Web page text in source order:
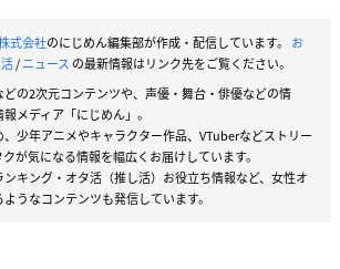
式会社のにじめん編集部が作成・配信しています。 お
/ニュース の最新情報はリンク先をご覧ください。
の2次元コンテンツや、声優・舞台・俳優などの情
メディア「にじめん」。
少年アニメやキャラクター作品、VTuberなどストリー
が気になる情報を幅広くお届けしています。
キング・オタ活（推し活）お役立ち情報など、女性オ
うなコンテンツも発信しています。